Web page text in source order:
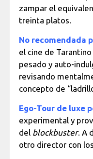
zampar el
treinta platos.
No recomendada
el cine de
pesado y auto-
revisando
concepto de
Ego-Tour de luxe
experimental y
del blockbuster. A
otro director con